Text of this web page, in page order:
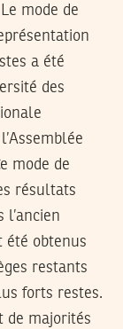
mode de
a été
des
mode de
résultats
l’ancien
été obtenus
restants
forts restes.
de majorités